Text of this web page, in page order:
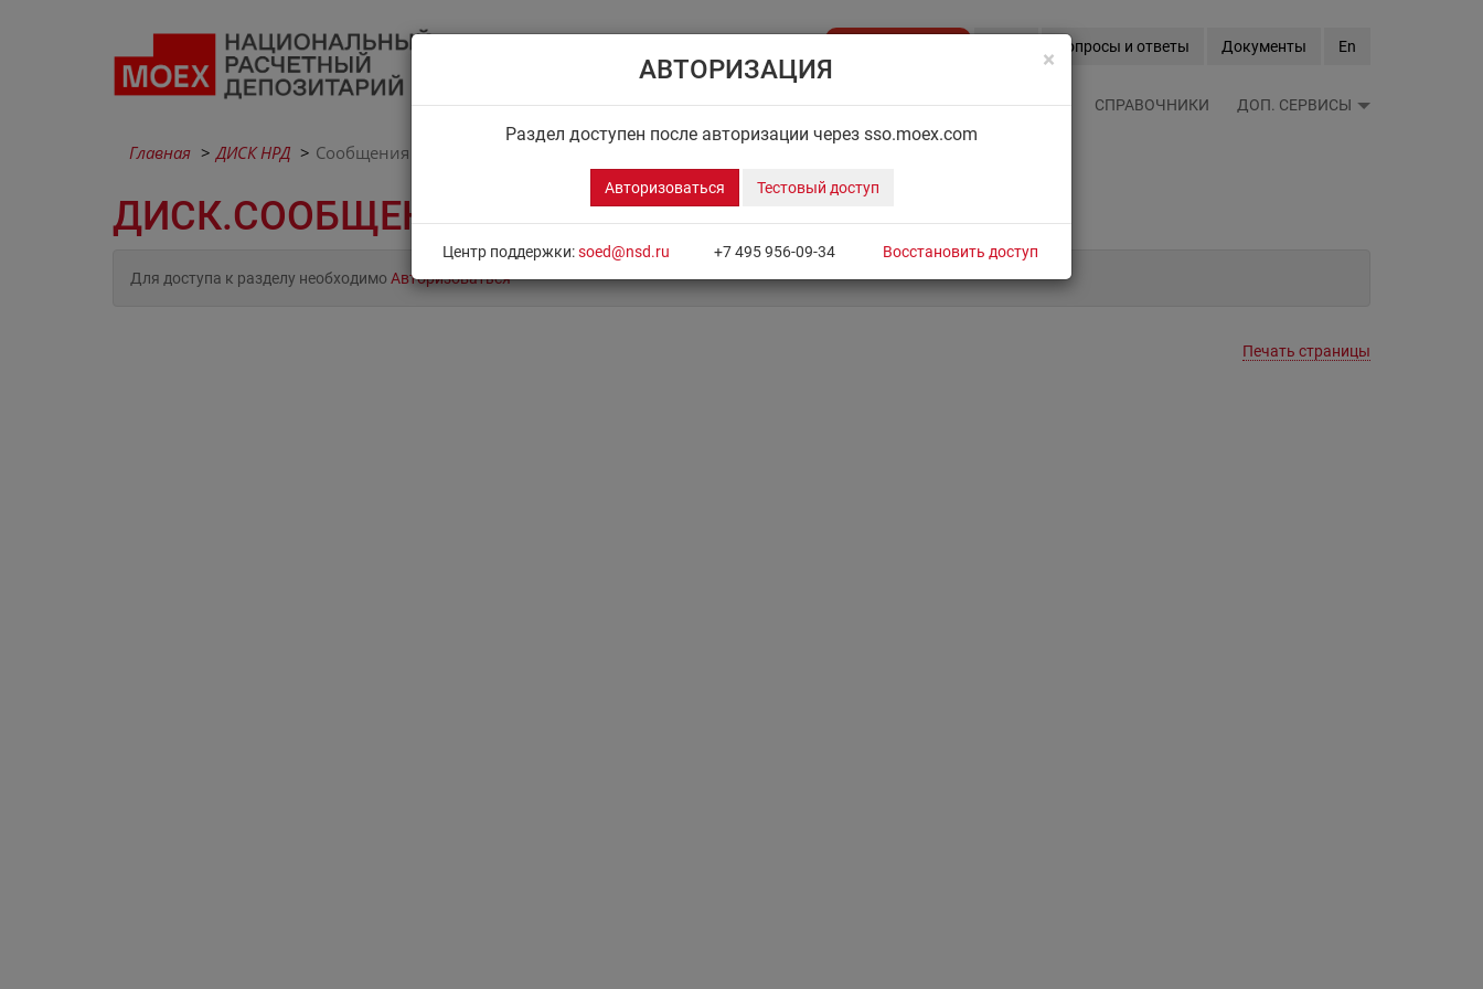
Вопросы и ответы Документы En
API NSD ДИСК НРД ЦЕНОВОЙ ЦЕНТР НОВОСТНЫЕ ЛЕНТЫ СПРАВОЧНИКИ ДОП. СЕРВИСЫ
Главная ДИСК НРД Сообщения
ДИСК.СООБЩЕНИЯ
Для доступа к разделу необходимо Авторизоваться
×
АВТОРИЗАЦИЯ
Раздел доступен после авторизации через sso.moex.com
Авторизоваться Тестовый доступ
Центр поддержки:soed@nsd.ru +7 495 956-09-34 Восстановить доступ
Печать страницы